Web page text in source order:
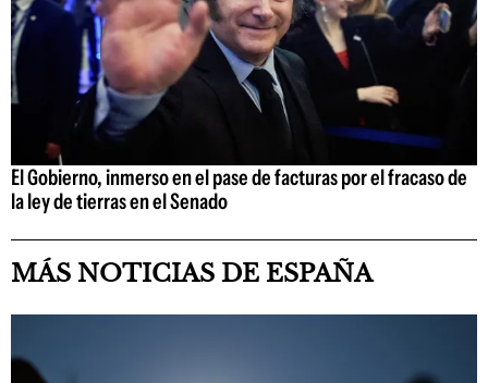
El Gobierno, inmerso en el pase de facturas por el fracaso de
la ley de tierras en el Senado
MÁS NOTICIAS DE ESPAÑA